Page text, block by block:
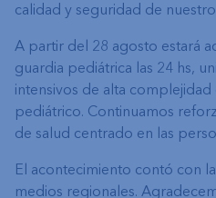
calidad y seguridad de
A partir del 28 agosto estará
guardia pediátrica las 24 hs,
intensivos de alta
pediátrico. Continuamos
de salud centrado en las
El acontecimiento contó con
medios regionales.